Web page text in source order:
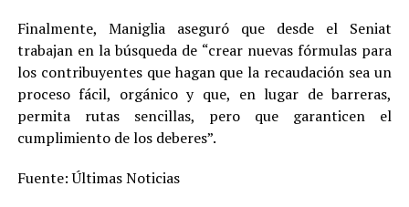
Finalmente, Maniglia aseguró que desde el Seniat
trabajan en la búsqueda de “crear nuevas fórmulas para
los contribuyentes que hagan que la recaudación sea un
proceso fácil, orgánico y que, en lugar de barreras,
permita rutas sencillas, pero que garanticen el
cumplimiento de los deberes”.
Fuente: Últimas Noticias